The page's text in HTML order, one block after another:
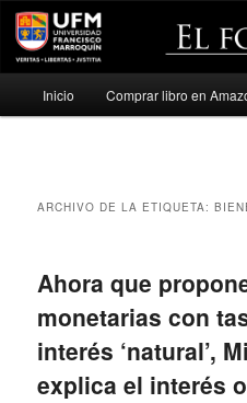
Ir
Ir
Inicio Comprar libro en
ARCHIVO DE LA ETIQUETA:
Ahora que
monetarias con
interés ‘natural’,
explica el interés